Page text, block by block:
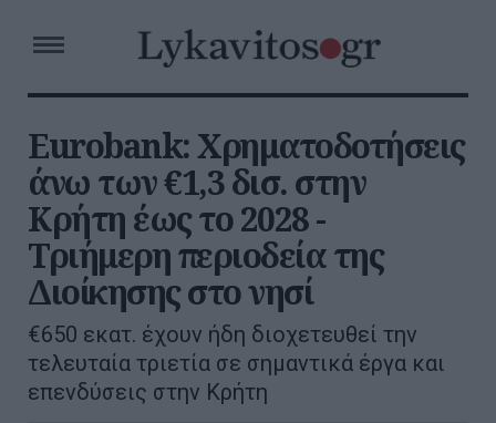
Eurobank: Χρηματοδοτήσεις
άνω των €1,3 δισ. στην
Κρήτη έως το 2028 -
Τριήμερη περιοδεία της
Διοίκησης στο νησί
€650 εκατ. έχουν ήδη διοχετευθεί την
τελευταία τριετία σε σημαντικά έργα και
επενδύσεις στην Κρήτη